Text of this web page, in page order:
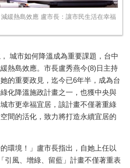
緩熱島效應 盧市長：讓市民生活在幸福
城市如何降溫成為重要課題，台中
熱島效應。市長盧秀燕今(8)日主持
的重要政見，迄今已6年半，成為台
化降溫施政計畫之一，也獲中央與
市更幸福宜居，該計畫不僅著重綠
間的活化，致力將打造永續宜居的
環境！」盧市長指出，自她上任以
引風、增綠、留藍」計畫不僅著重表